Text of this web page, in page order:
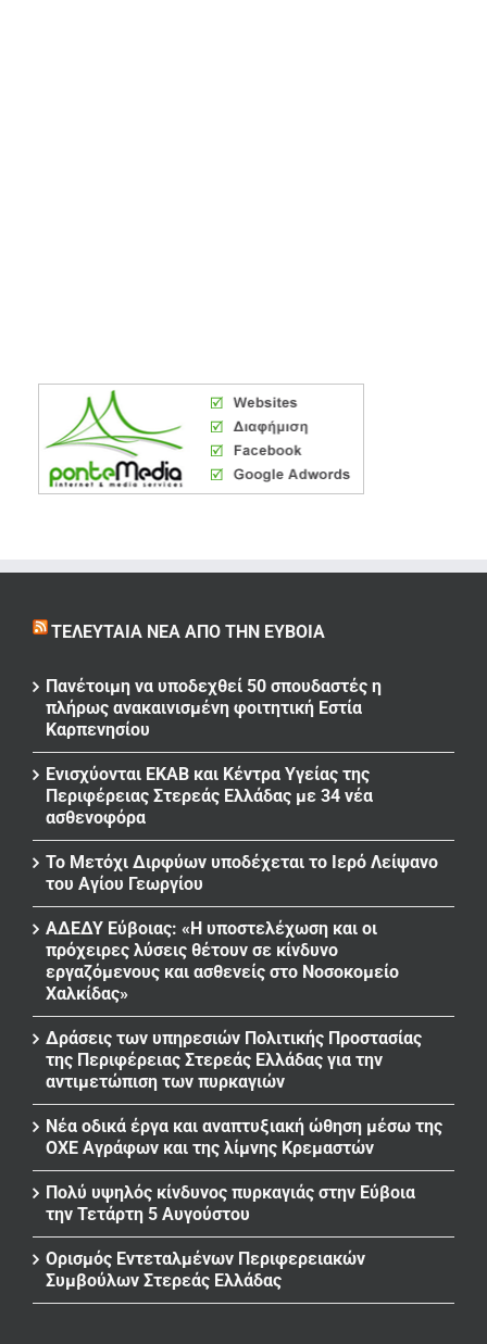
ΤΕΛΕΥΤΑΊΑ ΝΈΑ ΑΠΌ ΤΗΝ ΕΎΒΟΙΑ
Πανέτοιμη να υποδεχθεί 50 σπουδαστές η
πλήρως ανακαινισμένη φοιτητική Εστία
Καρπενησίου
Ενισχύονται ΕΚΑΒ και Κέντρα Υγείας της
Περιφέρειας Στερεάς Ελλάδας με 34 νέα
ασθενοφόρα
Το Μετόχι Διρφύων υποδέχεται το Ιερό Λείψανο
του Αγίου Γεωργίου
ΑΔΕΔΥ Εύβοιας: «Η υποστελέχωση και οι
πρόχειρες λύσεις θέτουν σε κίνδυνο
εργαζόμενους και ασθενείς στο Νοσοκομείο
Χαλκίδας»
Δράσεις των υπηρεσιών Πολιτικής Προστασίας
της Περιφέρειας Στερεάς Ελλάδας για την
αντιμετώπιση των πυρκαγιών
Νέα οδικά έργα και αναπτυξιακή ώθηση μέσω της
ΟΧΕ Αγράφων και της λίμνης Κρεμαστών
Πολύ υψηλός κίνδυνος πυρκαγιάς στην Εύβοια
την Τετάρτη 5 Αυγούστου
Ορισμός Εντεταλμένων Περιφερειακών
Συμβούλων Στερεάς Ελλάδας